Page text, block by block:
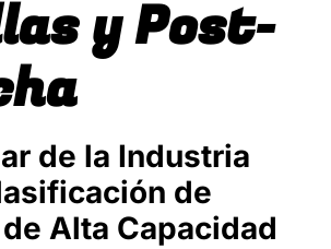
y Post-
de la Industria
de
Alta Capacidad